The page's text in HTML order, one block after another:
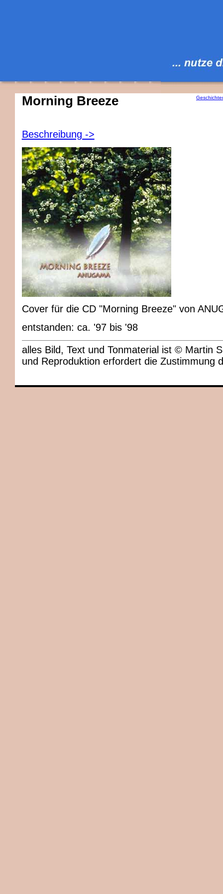
Morning Breeze
Beschreibung ->
Cover für die CD "Morning Breeze" von
entstanden: ca. '97 bis '98
alles Bild, Text und Tonmaterial ist © Martin
und Reproduktion erfordert die Zustimmung